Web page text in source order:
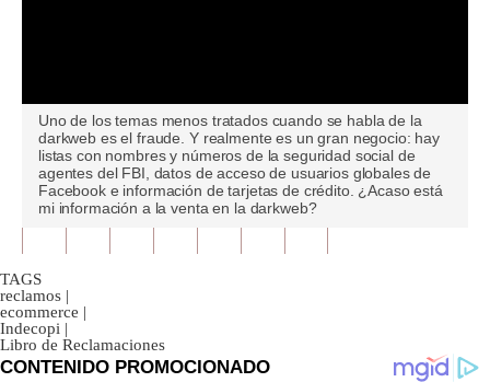
seconds
seconds
Uno de los temas menos tratados cuando se habla de la
darkweb es el fraude. Y realmente es un gran negocio: hay
listas con nombres y números de la seguridad social de
agentes del FBI, datos de acceso de usuarios globales de
Facebook e información de tarjetas de crédito. ¿Acaso está
mi información a la venta en la darkweb?
TAGS
reclamos |
ecommerce |
Indecopi |
Libro de Reclamaciones